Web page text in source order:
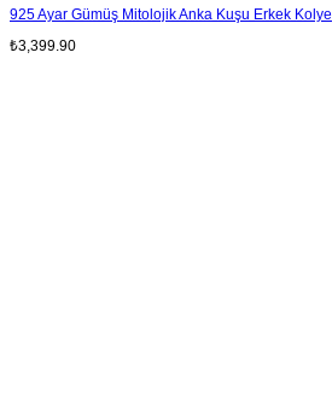
925 Ayar Gümüş Mitolojik Anka Kuşu Erkek Kolye
₺3,399.90